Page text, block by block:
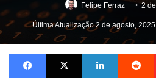
Felipe Ferraz 2
Última Atualização 2 de agosto, 2025
Facebook X Linkedin